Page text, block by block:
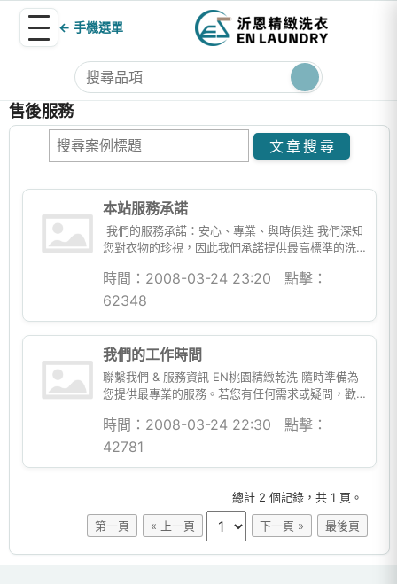
← 手機選單
售後服務
本站服務承諾
我們的服務承諾：安心、專業、與時俱進 我們深知
您對衣物的珍視，因此我們承諾提供最高標準的洗
持使用環保洗...
時間：2008-03-24 23:20
點擊：
62348
我們的工作時間
聯繫我們 & 服務資訊 EN桃園精緻乾洗 隨時準備為
您提供最專業的服務。若您有任何需求或疑問，歡
時間：2008-03-24 22:30
點擊：
42781
總計 2 個記錄，共 1 頁。
第一頁
« 上一頁 下一頁 » 最後頁